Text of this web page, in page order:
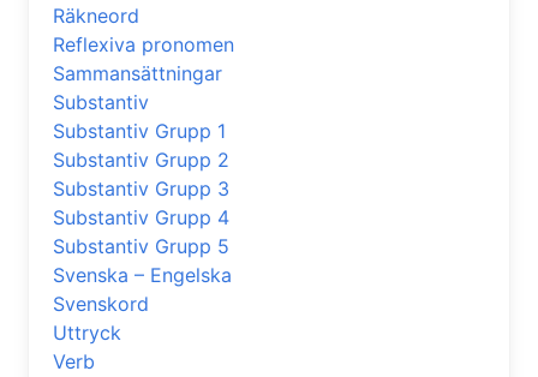
Räkneord
Reflexiva pronomen
Sammansättningar
Substantiv
Substantiv Grupp 1
Substantiv Grupp 2
Substantiv Grupp 3
Substantiv Grupp 4
Substantiv Grupp 5
Svenska – Engelska
Svenskord
Uttryck
Verb